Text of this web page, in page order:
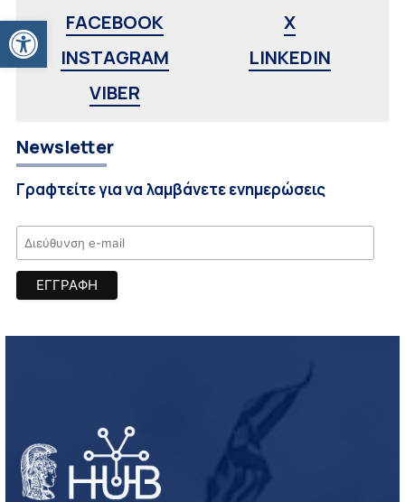
Ανοίξτε τη γραμμή εργαλείων
FACEBOOK
X
INSTAGRAM
LINKEDIN
VIBER
Newsletter
Γραφτείτε για να λαμβάνετε ενημερώσεις